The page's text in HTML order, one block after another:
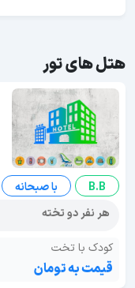
هتل های تور
B.B
با صبحانه
هر نفر دو تخته
کودک با تخت
قیمت به تومان